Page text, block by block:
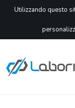
Utilizzando questo